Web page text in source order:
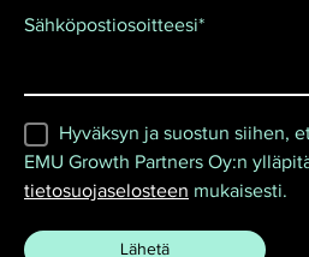
Sähköpostiosoitteesi*
Hyväksyn ja suostun siihen,
EMU Growth Partners Oy:n
tietosuojaselosteen mukaisesti.